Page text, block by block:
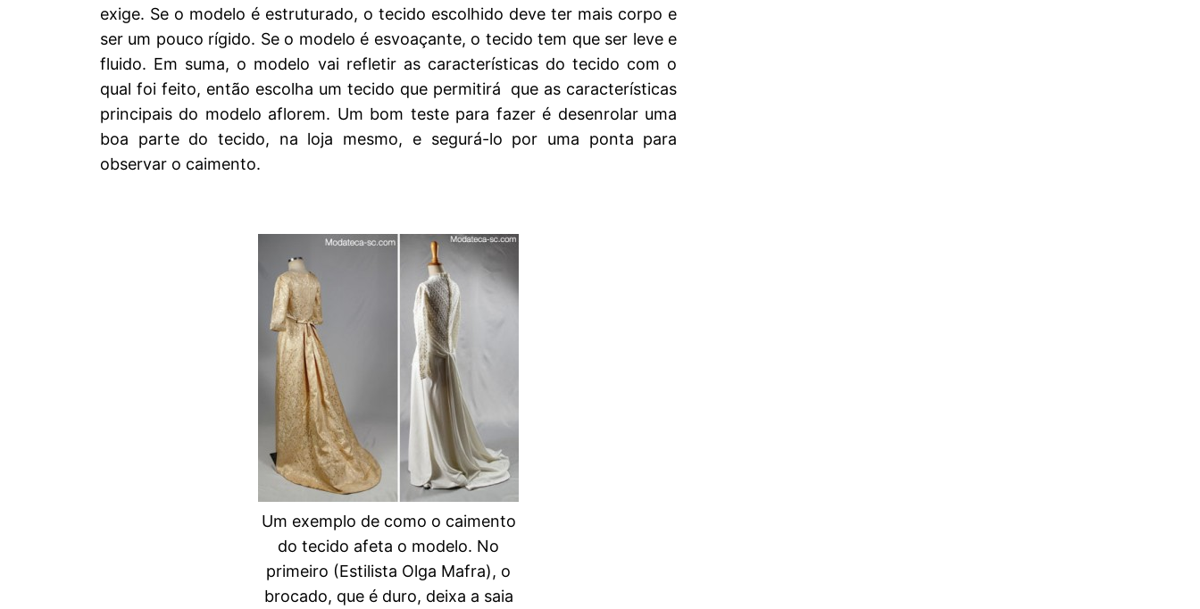
exige. Se o modelo é estruturado, o tecido escolhido deve ter mais corpo e
ser um pouco rígido. Se o modelo é esvoaçante, o tecido tem que ser leve e
fluido. Em suma, o modelo vai refletir as características do tecido com o
qual foi feito, então escolha um tecido que permitirá que as características
principais do modelo aflorem. Um bom teste para fazer é desenrolar uma
boa parte do tecido, na loja mesmo, e segurá-lo por uma ponta para
observar o caimento.
Um exemplo de como o caimento
do tecido afeta o modelo. No
primeiro (Estilista Olga Mafra), o
brocado, que é duro, deixa a saia